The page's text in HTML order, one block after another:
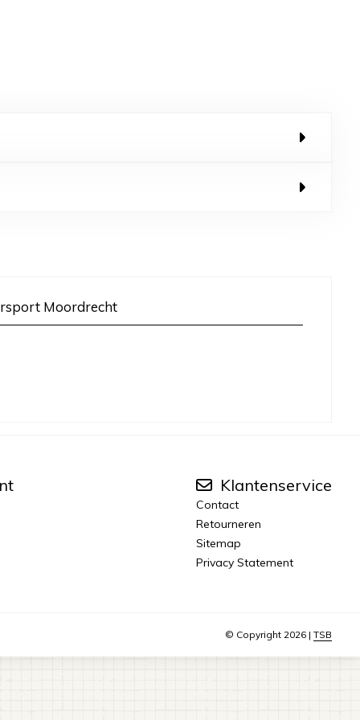
Moordrecht
Klantenservice
Contact
Retourneren
Sitemap
Privacy Statement
© Copyright 2026 | TSB